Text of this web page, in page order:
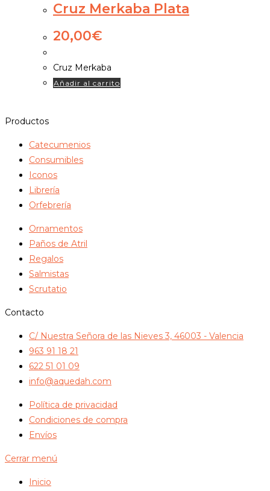
Cruz Merkaba Plata
20,00€
Cruz Merkaba
Añadir al carrito
Productos
Catecumenios
Consumibles
Iconos
Librería
Orfebrería
Ornamentos
Paños de Atril
Regalos
Salmistas
Scrutatio
Contacto
C/ Nuestra Señora de las Nieves 3, 46003 - Valencia
963 91 18 21
622 51 01 09
info@aquedah.com
Política de privacidad
Condiciones de compra
Envíos
Cerrar menú
Inicio